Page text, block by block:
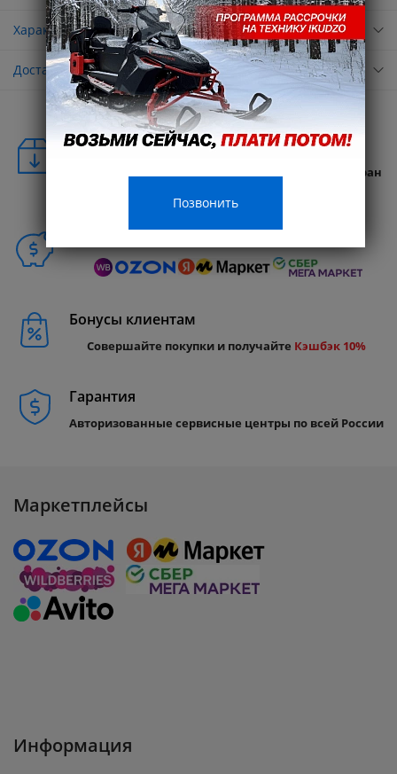
Характеристики
Доставка
Удобная доставка
Бесплатная доставка в любую точку России и стран
Бонусы клиентам
Совершайте покупки и получайте Кэшбэк 10%
Гарантия
Авторизованные сервисные центры по всей России
Маркетплейсы
Информация
Позвонить